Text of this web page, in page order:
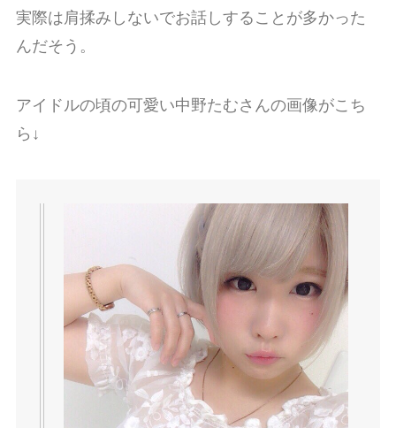
実際は肩揉みしないでお話しすることが多かった
んだそう。
アイドルの頃の可愛い中野たむさんの画像がこち
ら↓